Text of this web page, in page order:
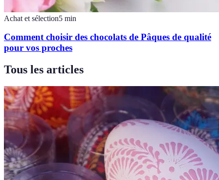
Achat et sélection5 min
Comment choisir des chocolats de Pâques de qualité
pour vos proches
Tous les articles